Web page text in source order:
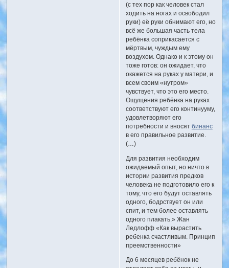
(с тех пор как человек стал
ходить на ногах и освободил
руки) её руки обнимают его, но
всё же большая часть тела
ребёнка соприкасается с
мёртвым, чуждым ему
воздухом. Однако и к этому он
тоже готов: он ожидает, что
окажется на руках у матери, и
всем своим «нутром»
чувствует, что это его место.
Ощущения ребёнка на руках
соответствуют его континууму,
удовлетворяют его
потребности и вносят бинанс
в его правильное развитие.
(…)
Для развития необходим
ожидаемый опыт, но ничто в
истории развития предков
человека не подготовило его к
тому, что его будут оставлять
одного, бодрствует он или
спит, и тем более оставлять
одного плакать.» Жан
Ледлофф «Как вырастить
ребенка счастливым. Принцип
преемственности»
До 6 месяцев ребёнок не